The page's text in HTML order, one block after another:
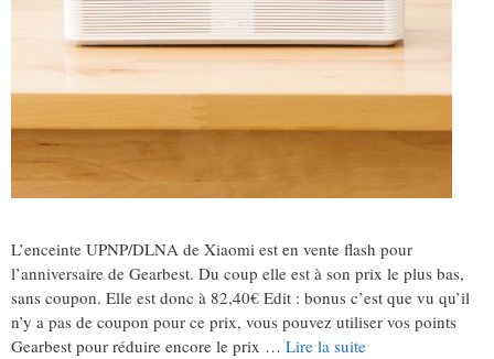
L’enceinte UPNP/DLNA de Xiaomi est en vente flash pour
l’anniversaire de Gearbest. Du coup elle est à son prix le plus bas,
sans coupon. Elle est donc à 82,40€ Edit : bonus c’est que vu qu’il
n’y a pas de coupon pour ce prix, vous pouvez utiliser vos points
Gearbest pour réduire encore le prix … Lire la suite